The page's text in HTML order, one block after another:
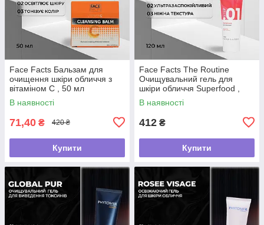
Face Facts Бальзам для
очищення шкіри обличчя з
вітаміном С , 50 мл
В наявності
71,40 ₴ 420 ₴
Купити
Face Facts The Routine
Очищувальний гель для
шкіри обличчя Superfood ,
120 мл
В наявності
412 ₴
Купити